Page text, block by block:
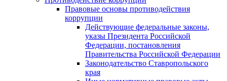
Правовые основы противодействия
коррупции
Действующие федеральные законы,
указы Президента Российской
Федерации, постановления
Правительства Российской Федерации
Законодательство Ставропольского
края